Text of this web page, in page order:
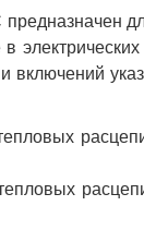
включений